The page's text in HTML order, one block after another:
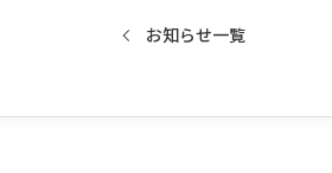
お知らせ一覧